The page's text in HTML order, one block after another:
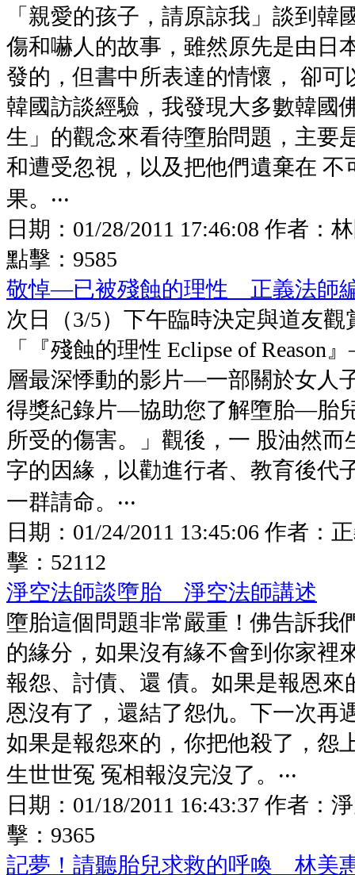
「親愛的孩子，請原諒我」談到韓
傷和嚇人的故事，雖然原先是由日
發的，但書中所表達的情懷， 卻可
韓國訪談經驗，我發現大多數韓國
生」的觀念來看待墮胎問題，主要
和遭受忽視，以及把他們遺棄在 不
果。‧‧‧
日期： 01/28/2011 17:46:08 作者：
點擊： 9585
敬悼—已被殘蝕的理性 正義法師
次日（3/5）下午臨時決定與道友
「『殘蝕的理性 Eclipse of Reason
層最深悸動的影片—一部關於女人
得獎紀錄片—協助您了解墮胎—胎
所受的傷害。」觀後，一 股油然
字的因緣，以勸進行者、教育後代
一群請命。‧‧‧
日期： 01/24/2011 13:45:06 作者：
擊： 52112
淨空法師談墮胎 淨空法師講述
墮胎這個問題非常嚴重！佛告訴我
的緣分，如果沒有緣不會到你家裡
報怨、討債、還 債。如果是報恩來
恩沒有了，還結了怨仇。下一次再
如果是報怨來的，你把他殺了，怨
生世世冤 冤相報沒完沒了。‧‧‧
日期： 01/18/2011 16:43:37 作者：
擊： 9365
記夢！請聽胎兒求救的呼喚 林美